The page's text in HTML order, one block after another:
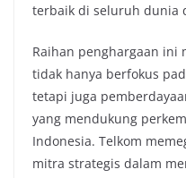
terbaik di seluruh dunia
Raihan penghargaan ini
tidak hanya berfokus
tetapi juga
yang mendukung
Indonesia. Telkom
mitra strategis dalam